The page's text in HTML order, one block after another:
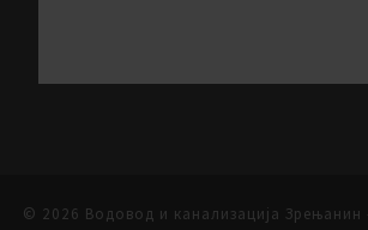
© 2026 Водовод и канализација Зрењанин